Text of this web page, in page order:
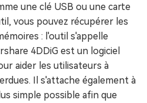
une clé USB ou une carte
vous pouvez récupérer les
: l'outil s'appelle
4DDiG est un logiciel
aider les utilisateurs à
Il s'attache également à
simple possible afin que